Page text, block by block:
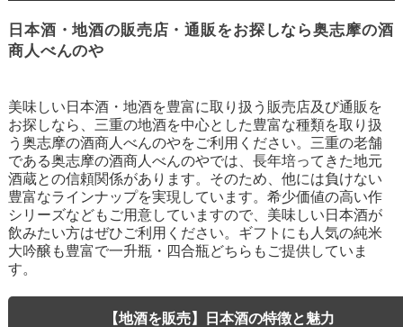
日本酒・地酒の販売店・通販をお探しなら奥志摩の酒
商人べんのや
美味しい日本酒・地酒を豊富に取り扱う販売店及び通販を
お探しなら、三重の地酒を中心とした豊富な種類を取り扱
う奥志摩の酒商人べんのやをご利用ください。三重の老舗
である奥志摩の酒商人べんのやでは、長年培ってきた地元
酒蔵との信頼関係があります。そのため、他には負けない
豊富なラインナップを実現しています。希少価値の高い作
シリーズなどもご用意していますので、美味しい日本酒が
飲みたい方はぜひご利用ください。ギフトにも人気の純米
大吟醸も豊富で一升瓶・四合瓶どちらもご提供していま
す。
【地酒を販売】日本酒の特徴と魅力